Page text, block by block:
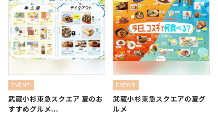
EVENT
武蔵小杉東急スクエア 夏のお
すすめグルメ...
EVENT
武蔵小杉東急スクエアの夏グ
ルメ